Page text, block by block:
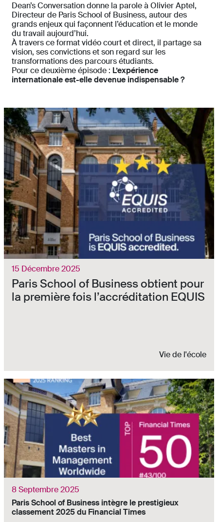
Dean’s Conversation donne la parole à Olivier Aptel,
Directeur de Paris School of Business, autour des
grands enjeux qui façonnent l’éducation et le monde
du travail aujourd’hui.
À travers ce format vidéo court et direct, il partage sa
vision, ses convictions et son regard sur les
transformations des parcours étudiants.
Pour ce deuxième épisode : L’expérience
internationale est-elle devenue indispensable ?
15 Décembre 2025
Paris School of Business obtient pour
la première fois l’accréditation EQUIS
Vie de l'école
8 Septembre 2025
Paris School of Business intègre le prestigieux
classement 2025 du Financial Times